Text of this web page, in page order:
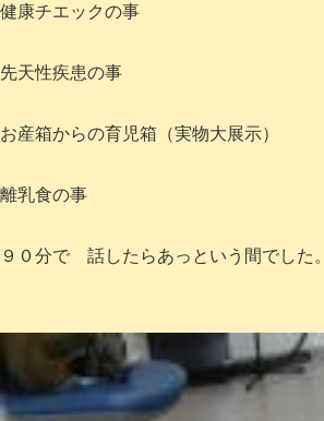
健康チエックの事
先天性疾患の事
お産箱からの育児箱（実物大展示）
離乳食の事
９０分で 話したらあっという間でした。